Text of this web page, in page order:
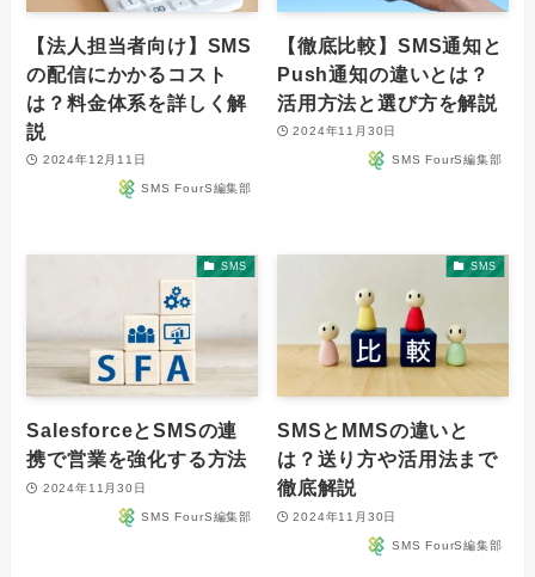
【法人担当者向け】SMS
の配信にかかるコスト
は？料金体系を詳しく解
説
2024年12月11日
SMS FourS編集部
【徹底比較】SMS通知と
Push通知の違いとは？
活用方法と選び方を解説
2024年11月30日
SMS FourS編集部
SMS
SalesforceとSMSの連
携で営業を強化する方法
2024年11月30日
SMS FourS編集部
SMS
SMSとMMSの違いと
は？送り方や活用法まで
徹底解説
2024年11月30日
SMS FourS編集部